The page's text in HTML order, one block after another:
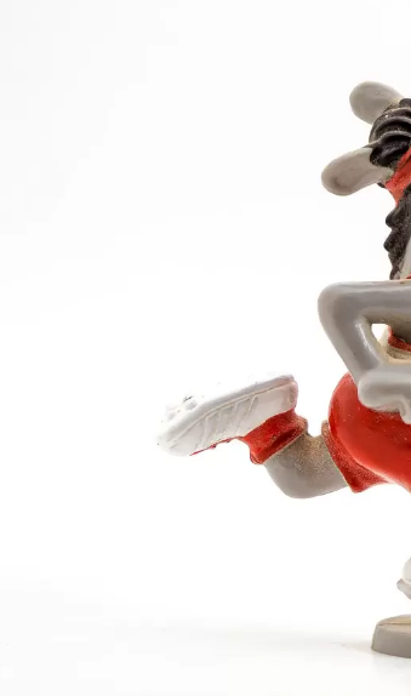
der ehemalige Zehnkämpfer
Bühner, der mit 12,45 m Zweiter
von 2004 und 2007, der eine
m und verwies Tobias Eberhardt
Rebecca Konold allmählich in
(seither 10,61 m) an der Spitze. Als